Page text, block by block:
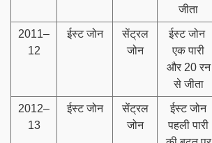
जीता
2011–
12
ईस्ट जोन
सेंट्रल
जोन
ईस्ट जोन
एक पारी
और 20 रन
से जीता
2012–
13
ईस्ट जोन
सेंट्रल
जोन
ईस्ट जोन
पहली पारी